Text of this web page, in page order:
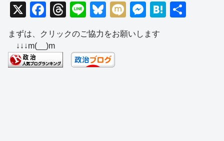
X
F
a
c
e
b
T
hr
e
a
d
Li
n
e
Bl
u
e
sk
y
M
ixi
M
e
ss
H
まずは、クリックのご協力をお願いします
↓↓↓m(__)m